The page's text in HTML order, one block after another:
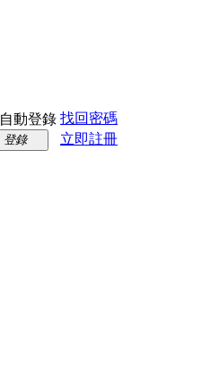
自動登錄 找回密碼
登錄 立即註冊